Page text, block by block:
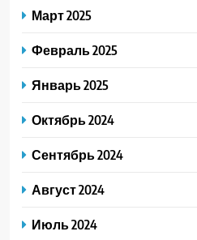
Март 2025
Февраль 2025
Январь 2025
Октябрь 2024
Сентябрь 2024
Август 2024
Июль 2024